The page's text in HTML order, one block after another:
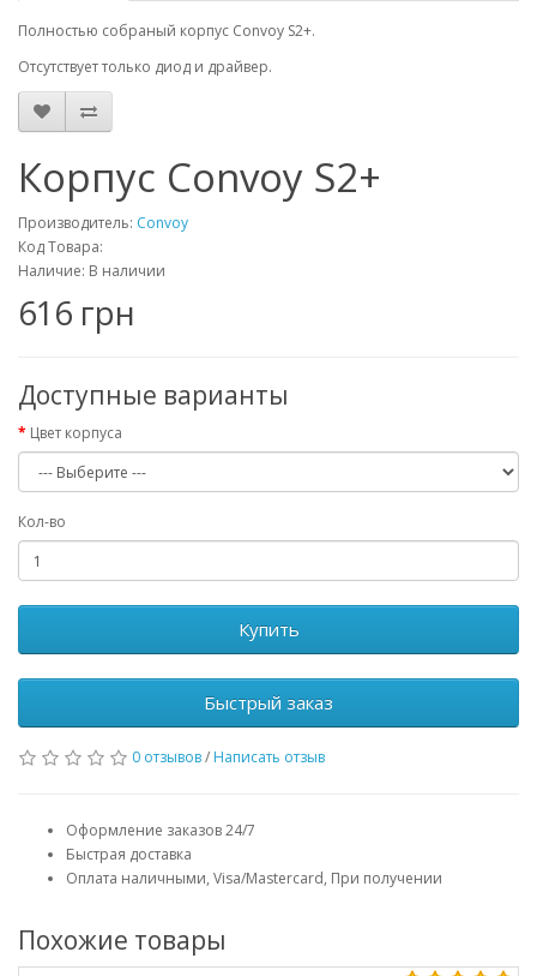
Полностью собраный корпус Convoy S2+.
Отсутствует только диод и драйвер.
Корпус Convoy S2+
Производитель: Convoy
Код Товара:
Наличие: В наличии
616 грн
Доступные варианты
Цвет корпуса
Кол-во
Купить
Быстрый заказ
0 отзывов/ Написать отзыв
Оформление заказов 24/7
Быстрая доставка
Оплата наличными, Visa/Mastercard, При получении
Похожие товары